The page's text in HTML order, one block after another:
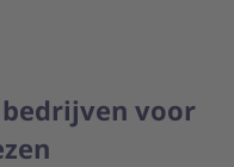
voor